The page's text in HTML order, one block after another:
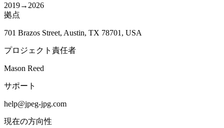
2019→ 2026
拠点
701 Brazos Street, Austin, TX 78701, USA
プロジェクト責任者
Mason Reed
サポート
help@jpeg-jpg.com
現在の方向性